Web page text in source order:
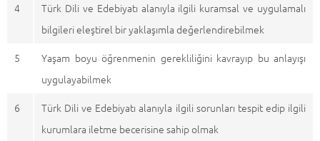
4
Türk Dili ve Edebiyatı alanıyla ilgili kuramsal ve uygulamalı
bilgileri eleştirel bir yaklaşımla değerlendirebilmek
5
Yaşam boyu öğrenmenin gerekliliğini kavrayıp bu anlayışı
uygulayabilmek
6
Türk Dili ve Edebiyatı alanıyla ilgili sorunları tespit edip ilgili
kurumlara iletme becerisine sahip olmak